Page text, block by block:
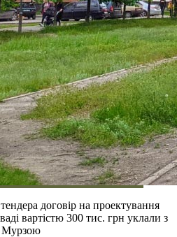
договір на проектування
вартістю 300 тис. грн уклали з